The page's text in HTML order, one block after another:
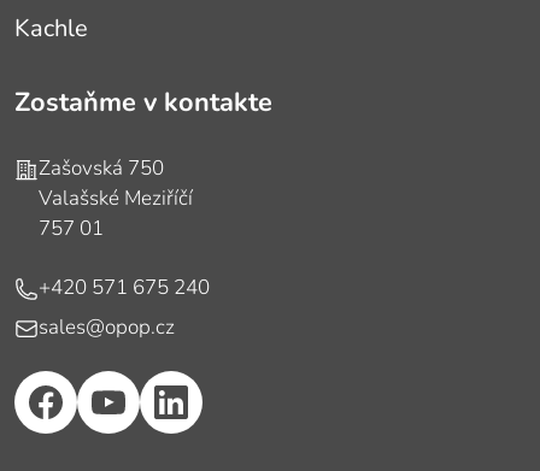
Kachle
Zostaňme v kontakte
Adresa
Zašovská 750
Valašské Meziříčí
757 01
Telefón
+420 571 675 240
E-mail
sales@opop.cz